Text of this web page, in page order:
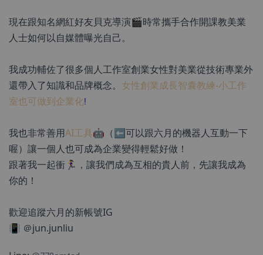
現在跟知名網紅好友貝克導演🎬時常攜手合作開課教美業
人士如何以自媒體曝光自己。
我成功輔佐了很多個人工作室創業女性對美業從技術專業外
還帶入了知識和品牌概念。 女性創業成長智囊教練-小工作
室也可做到企業化!
我也非常善用AI工具🤖（⬅️可以跟六月的機器人互動一下
喔）讓一個人也可成為企業變得輕鬆好做！
跟著我一起衝🏃‍♀，讓我們成為互相的貴人前，先讓我成為
你的！
歡迎追蹤六月的新帳號IG
📳 ＠jun.junliu